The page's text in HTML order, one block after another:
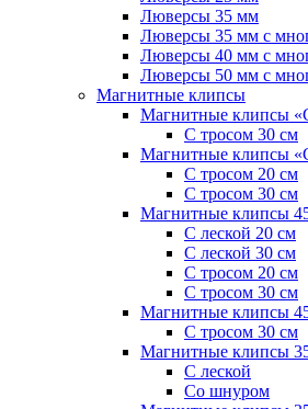
Люверсы 35 мм
Люверсы 35 мм с
Люверсы 40 мм с
Люверсы 50 мм с
Магнитные клипсы
Магнитные клипсы
С тросом 30 см
Магнитные клипсы
С тросом 20 см
С тросом 30 см
Магнитные клипсы
С леской 20 см
С леской 30 см
С тросом 20 см
С тросом 30 см
Магнитные клипсы
С тросом 30 см
Магнитные клипсы
С леской
Со шнуром